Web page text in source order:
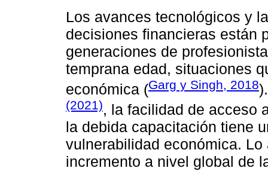
Los avances tecnológicos y
decisiones financieras están
generaciones de
temprana edad, situaciones
económica (Garg y Singh, 2018
(2021), la facilidad de acceso
la debida capacitación tiene
vulnerabilidad económica.
incremento a nivel global de